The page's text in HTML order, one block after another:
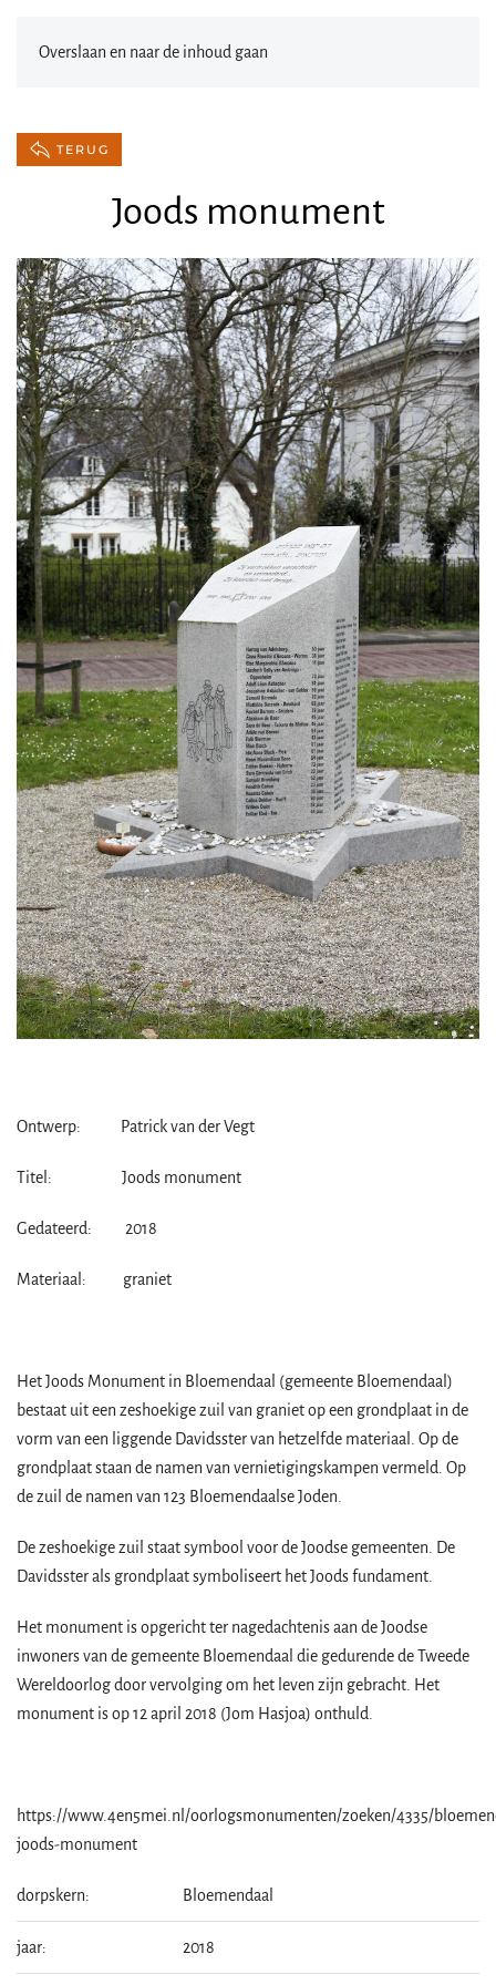
Overslaan en naar de inhoud gaan
TERUG
Joods monument
Ontwerp: Patrick van der Vegt
Titel: Joods monument
Gedateerd: 2018
Materiaal: graniet
Het Joods Monument in Bloemendaal (gemeente Bloemendaal)
bestaat uit een zeshoekige zuil van graniet op een grondplaat in de
vorm van een liggende Davidsster van hetzelfde materiaal. Op de
grondplaat staan de namen van vernietigingskampen vermeld. Op
de zuil de namen van 123 Bloemendaalse Joden.
De zeshoekige zuil staat symbool voor de Joodse gemeenten. De
Davidsster als grondplaat symboliseert het Joods fundament.
Het monument is opgericht ter nagedachtenis aan de Joodse
inwoners van de gemeente Bloemendaal die gedurende de Tweede
Wereldoorlog door vervolging om het leven zijn gebracht. Het
monument is op 12 april 2018 (Jom Hasjoa) onthuld.
https://www.4en5mei.nl/oorlogsmonumenten/zoeken/4335/
joods-monument
dorpskern: Bloemendaal
jaar: 2018